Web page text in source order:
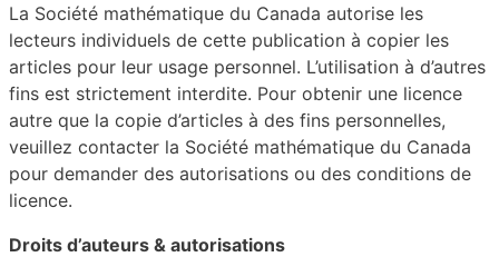
La Société mathématique du Canada autorise les
lecteurs individuels de cette publication à copier les
articles pour leur usage personnel. L’utilisation à d’autres
fins est strictement interdite. Pour obtenir une licence
autre que la copie d’articles à des fins personnelles,
veuillez contacter la Société mathématique du Canada
pour demander des autorisations ou des conditions de
licence.
Droits d’auteurs & autorisations